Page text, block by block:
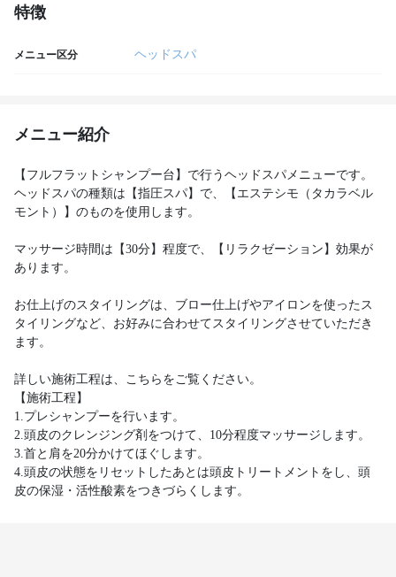
特徴
メニュー区分 ヘッドスパ
メニュー紹介
【フルフラットシャンプー台】で行うヘッドスパメニューです。
ヘッドスパの種類は【指圧スパ】で、【エステシモ（タカラベル
モント）】のものを使用します。
マッサージ時間は【30分】程度で、【リラクゼーション】効果が
あります。
お仕上げのスタイリングは、ブロー仕上げやアイロンを使ったス
タイリングなど、お好みに合わせてスタイリングさせていただき
ます。
詳しい施術工程は、こちらをご覧ください。
【施術工程】
1.プレシャンプーを行います。
2.頭皮のクレンジング剤をつけて、10分程度マッサージします。
3.首と肩を20分かけてほぐします。
4.頭皮の状態をリセットしたあとは頭皮トリートメントをし、頭
皮の保湿・活性酸素をつきづらくします。